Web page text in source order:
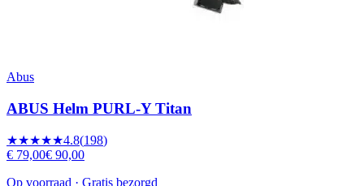
Abus
ABUS Helm PURL-Y Titan
★★★★★4.8(198)
€ 79,00€ 90,00
Op voorraad · Gratis bezorgd